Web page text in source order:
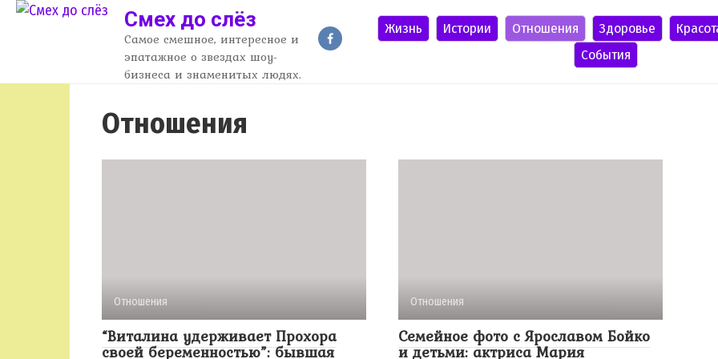
Перейти
Смех до слёз
Самое смешное, интересное и
эпатажное о звездах шоу-
бизнеса и знаменитых людях.
Жизнь Истории Отношения Здоровье
События
Отношения
Отношения
“Виталина удерживает Прохора
своей беременностью”: бывшая
Отношения
Семейное фото с Ярославом Бойко
и детьми: актриса Мария